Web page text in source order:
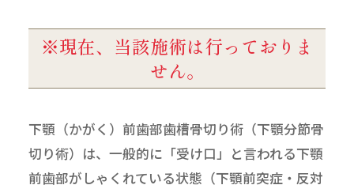
※現在、当該施術は行っておりま
せん。
下顎（かがく）前歯部歯槽骨切り術（下顎分節骨
切り術）は、一般的に「受け口」と言われる下顎
前歯部がしゃくれている状態（下顎前突症・反対